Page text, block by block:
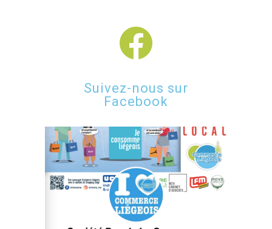
Suivez-nous sur
Facebook